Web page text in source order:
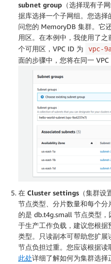
subnet group （选择现有子
据库选择一个子网组。您选择
问您的 MemoryDB 集群。它
用区。在本例中，我使用了
个可用区，VPC ID 为
vpc-
面的步骤中，您将在同一 VPC
在 Cluster settings （集群
节点类型、分片数量和每个
的是 db.t4g.small 节点类型
于生产工作负载，建议您根
类型。只读副本可帮助您扩
节点负担过重。您应该根据
此处详细了解如何为集群选择